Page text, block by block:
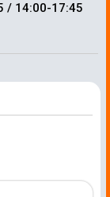
/ 14:00-17:45